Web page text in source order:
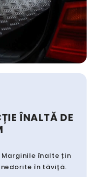
ÎNALTĂ DE
înalte țin
în tăviță.